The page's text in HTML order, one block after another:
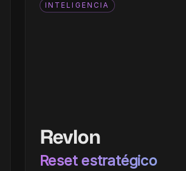
INTELIGENCIA
Revlon
Reset estratégico